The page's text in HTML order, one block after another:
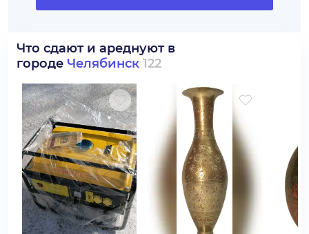
Что сдают и ареднуют в
городе Челябинск 122